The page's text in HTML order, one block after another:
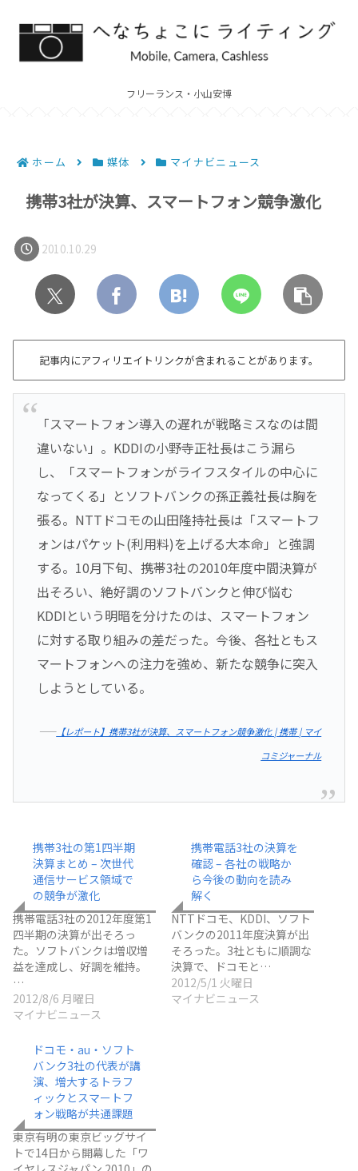
フリーランス・小山安博
ホーム 媒体 マイナビニュース
携帯3社が決算、スマートフォン競争激化
2010.10.29
記事内にアフィリエイトリンクが含まれることがあります。
「スマートフォン導入の遅れが戦略ミスなのは間
違いない」。KDDIの小野寺正社長はこう漏ら
し、「スマートフォンがライフスタイルの中心に
なってくる」とソフトバンクの孫正義社長は胸を
張る。NTTドコモの山田隆持社長は「スマートフ
ォンはパケット(利用料)を上げる大本命」と強調
する。10月下旬、携帯3社の2010年度中間決算が
出そろい、絶好調のソフトバンクと伸び悩む
KDDIという明暗を分けたのは、スマートフォン
に対する取り組みの差だった。今後、各社ともス
マートフォンへの注力を強め、新たな競争に突入
しようとしている。
――【レポート】携帯3社が決算、スマートフォン競争激化 | 携帯 | マイ
コミジャーナル
携帯3社の第1四半期
決算まとめ – 次世代
通信サービス領域で
の競争が激化
携帯電話3社の2012年度第1
四半期の決算が出そろっ
た。ソフトバンクは増収増
益を達成し、好調を維持。
…
2012/8/6 月曜日
マイナビニュース
携帯電話3社の決算を
確認 – 各社の戦略か
ら今後の動向を読み
解く
NTTドコモ、KDDI、ソフト
バンクの2011年度決算が出
そろった。3社ともに順調な
決算で、ドコモと…
2012/5/1 火曜日
マイナビニュース
ドコモ・au・ソフト
バンク3社の代表が講
演、増大するトラフ
ィックとスマートフ
ォン戦略が共通課題
東京有明の東京ビッグサイ
トで14日から開幕した「ワ